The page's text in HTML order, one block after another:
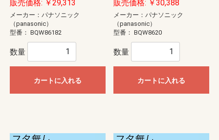
販売価格: ￥29,313
メーカー：パナソニック
（panasonic）
型番： BQW86182
数量
カートに入れる
販売価格: ￥30,388
メーカー：パナソニック
（panasonic）
型番： BQW8620
数量
カートに入れる